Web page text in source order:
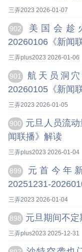
三弄2023 2026-01-07
902
美国会趁
20260106《新闻
三弄plus2023 2026-01-06
901
航天员洞
20260105《新闻
三弄2023 2026-01-05
900
元旦人员流
闻联播》解读
三弄plus2023 2026-01-04
899
元首今年
20251231-
三弄2023 2026-01-04
898 元旦期间不定
三弄plus2023 2025-12-31